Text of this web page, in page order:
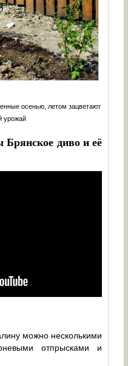
осенью, летом зацветают
урожай
диво и её
можно несколькими
отпрысками и